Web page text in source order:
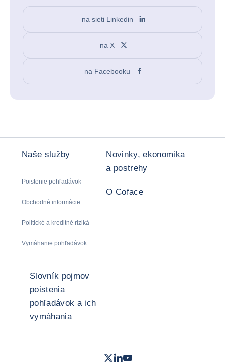
na sieti Linkedin
na X
na Facebooku
Naše služby
Poistenie pohľadávok
Obchodné informácie
Politické a kreditné riziká
Vymáhanie pohľadávok
Novinky, ekonomika
a postrehy
O Coface
Slovník pojmov
poistenia
pohľadávok a ich
vymáhania
Twitter- Coface
LinkedIn
Youtube